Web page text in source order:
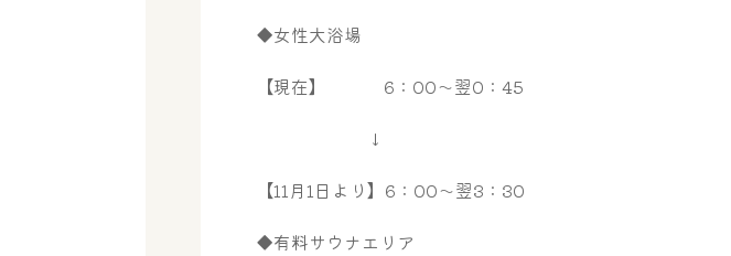
◆女性大浴場
【現在】 6：00～翌0：45
↓
【11月1日より】6：00～翌3：30
◆有料サウナエリア